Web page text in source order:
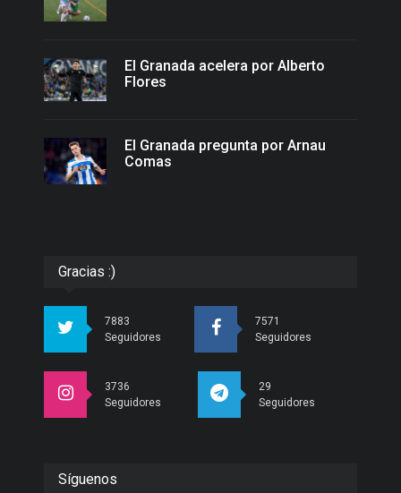
El Granada acelera por Alberto
Flores
El Granada pregunta por Arnau
Comas
Gracias :)
7883
Seguidores
7571
Seguidores
3736
Seguidores
29
Seguidores
Síguenos